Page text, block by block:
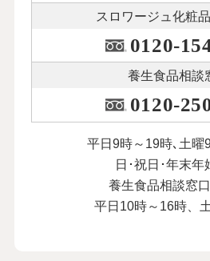
スロワージュ化粧品
0120-
養生食品相談
0120-
平日9時～19時､土曜
日･祝日･年末年
養生食品相談窓口
平日10時～16時、